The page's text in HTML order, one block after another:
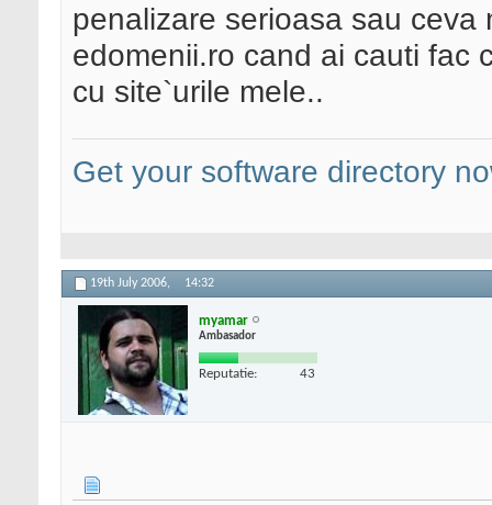
penalizare serioasa sau
edomenii.ro cand ai cauti fac
cu site`urile mele..
Get your software directory
19th July 2006, 14:32
myamar
Ambasador
Reputatie: 43